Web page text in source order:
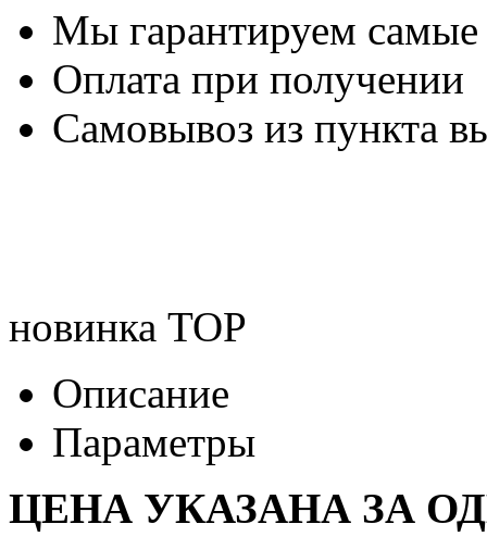
Мы гарантируем
Оплата при получении
Самовывоз из пункта
новинка TOP
Описание
Параметры
ЦЕНА УКАЗАНА ЗА